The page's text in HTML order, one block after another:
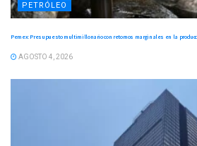
PETRÓLEO
Pemex: Presupuesto multimillonario con retornos marginales en la
AGOSTO 4, 2026